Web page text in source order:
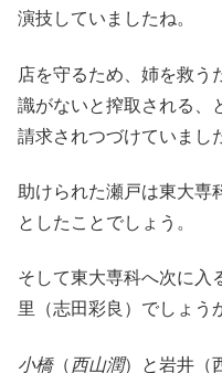
演技していましたね。
店を守るため、姉を救う
識がないと搾取される、
請求されつづけていまし
助けられた瀬戸は東大専
としたことでしょう。
そして東大専科へ次に入
里（志田彩良）でしょう
小橋（ 西山潤）と岩井（